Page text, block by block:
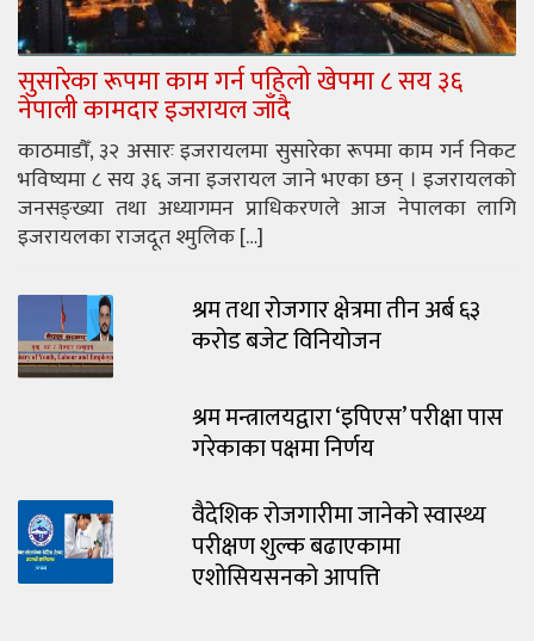
सुसारेका रूपमा काम गर्न पहिलो खेपमा ८ सय ३६
नेपाली कामदार इजरायल जाँदै
काठमाडौँ, ३२ असारः इजरायलमा सुसारेका रूपमा काम गर्न निकट
भविष्यमा ८ सय ३६ जना इजरायल जाने भएका छन् । इजरायलको
जनसङ्ख्या तथा अध्यागमन प्राधिकरणले आज नेपालका लागि
इजरायलका राजदूत श्मुलिक […]
श्रम तथा रोजगार क्षेत्रमा तीन अर्ब ६३
करोड बजेट विनियोजन
श्रम मन्त्रालयद्वारा ‘इपिएस’ परीक्षा पास
गरेकाका पक्षमा निर्णय
वैदेशिक रोजगारीमा जानेको स्वास्थ्य
परीक्षण शुल्क बढाएकामा
एशोसियसनको आपत्ति